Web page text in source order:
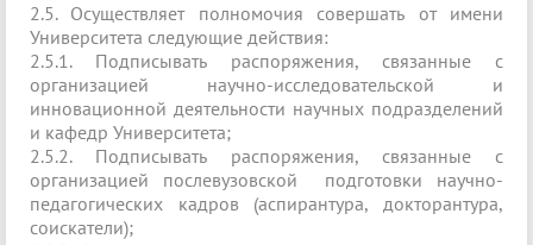
2.5. Осуществляет полномочия совершать от имени
Университета следующие действия:
2.5.1. Подписывать распоряжения, связанные с
организацией научно-исследовательской и
инновационной деятельности научных подразделений
и кафедр Университета;
2.5.2. Подписывать распоряжения, связанные с
организацией послевузовской подготовки научно-
педагогических кадров (аспирантура, докторантура,
соискатели);